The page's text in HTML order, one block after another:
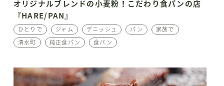
オリジナルブレンドの小麦粉！こだわり食パンの店
『HARE/PAN』
ひとりで ジャム デニッシュ パン
家族で
清水町
純正食パン 食パン